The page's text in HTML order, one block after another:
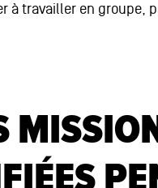
à travailler en groupe,